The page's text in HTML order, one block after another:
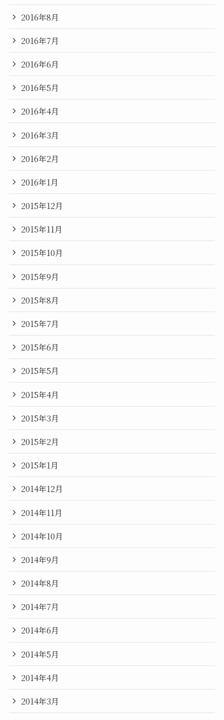
2016年8月
2016年7月
2016年6月
2016年5月
2016年4月
2016年3月
2016年2月
2016年1月
2015年12月
2015年11月
2015年10月
2015年9月
2015年8月
2015年7月
2015年6月
2015年5月
2015年4月
2015年3月
2015年2月
2015年1月
2014年12月
2014年11月
2014年10月
2014年9月
2014年8月
2014年7月
2014年6月
2014年5月
2014年4月
2014年3月